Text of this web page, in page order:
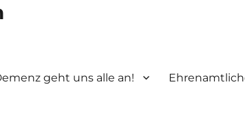
geht uns alle an!